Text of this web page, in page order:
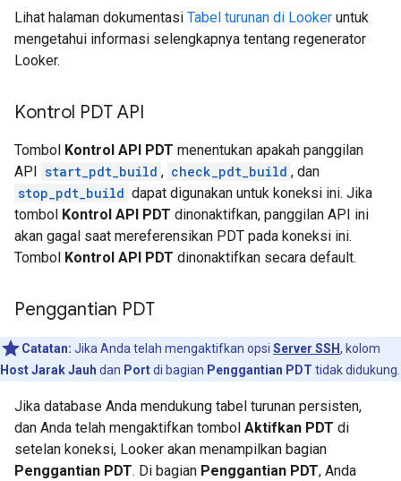
Lihat halaman dokumentasi Tabel turunan di Looker untuk
mengetahui informasi selengkapnya tentang regenerator
Looker.
Kontrol PDT API
Tombol Kontrol API PDT menentukan apakah panggilan
API start_pdt_build , check_pdt_build , dan
stop_pdt_build dapat digunakan untuk koneksi ini. Jika
tombol Kontrol API PDT dinonaktifkan, panggilan API ini
akan gagal saat mereferensikan PDT pada koneksi ini.
Tombol Kontrol API PDT dinonaktifkan secara default.
Penggantian PDT
Catatan: Jika Anda telah mengaktifkan opsi Server SSH, kolom
Host Jarak Jauh dan Portdi bagian Penggantian PDT tidak didukung.
Jika database Anda mendukung tabel turunan persisten,
dan Anda telah mengaktifkan tombol Aktifkan PDT di
setelan koneksi, Looker akan menampilkan bagian
Penggantian PDT. Di bagian Penggantian PDT, Anda